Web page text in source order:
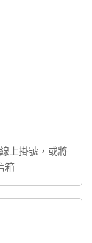
上掛號，或將
箱